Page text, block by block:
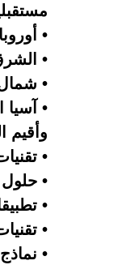
• أوروبا
•
• شمال
•
وأقيم
•
• حلول
•
•
•